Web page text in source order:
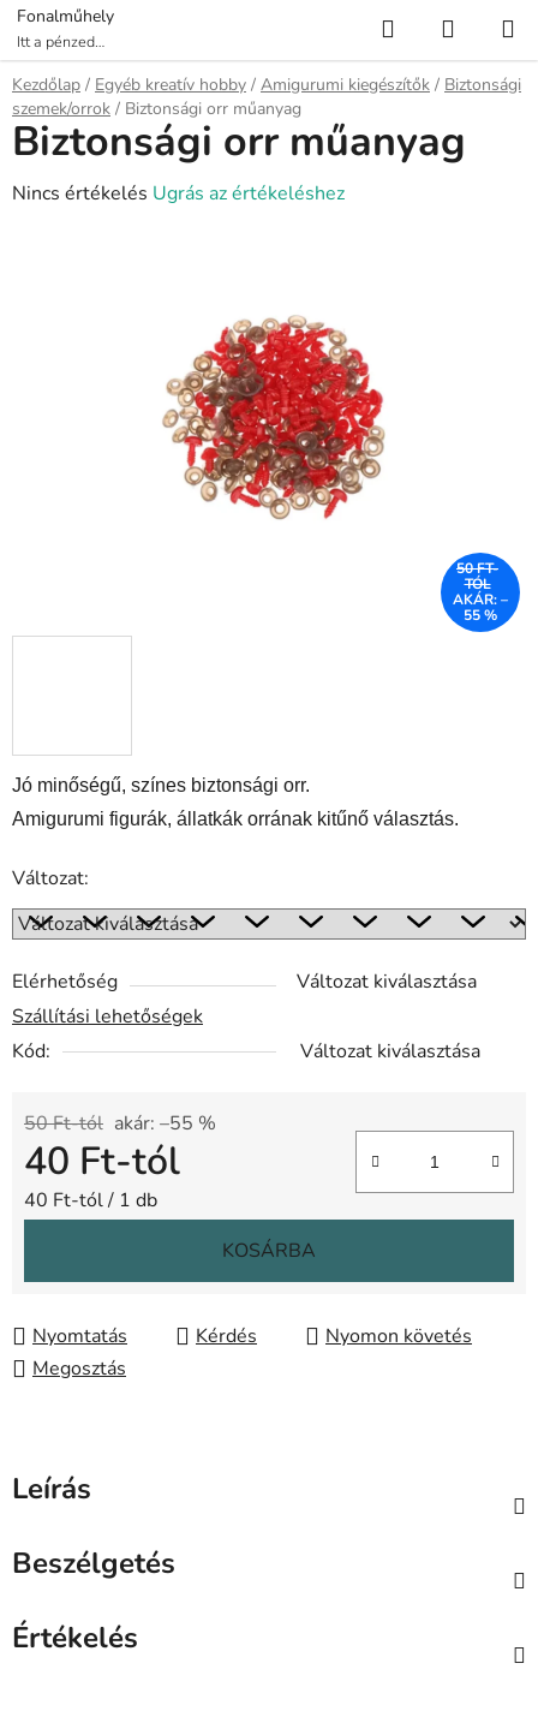
Ugrás
fő
tartalomhoz
Fonalműhely
Itt a pénzed
több fonalat ér!
KeresésKOSÁR
Kezdőlap / Egyéb kreatív hobby / Amigurumi kiegészítők / Biztonsági
szemek/orrok / Biztonsági orr műanyag
Jó minőségű, színes biztonsági orr.
Amigurumi figurák, állatkák orrának kitűnő választás.
Változat:
Elérhetőség
Változat kiválasztása
Szállítási lehetőségek
Kód:
Változat kiválasztása
50 Ft-tól akár: –55 %
40 Ft-tól
Egységár:
40 Ft-tól / 1 db
KOSÁRBA
Nyomtatás Kérdés
Nyomon követés
Megosztás
Biztonsági orr műanyag
A
Nincs értékelés Ugrás az értékeléshez
50 FT-
TÓL
AKÁR: –
55 %
Leírás
Beszélgetés
Értékelés